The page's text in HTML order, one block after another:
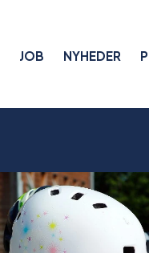
JOB NYHEDER